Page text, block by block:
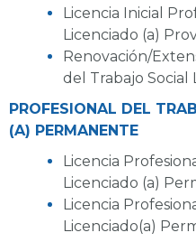
Licencia Inicial
Licenciado (a)
Renovación/
del Trabajo Social
PROFESIONAL DEL
(A) PERMANENTE
Licencia
Licenciado (a)
Licencia
Licenciado(a)